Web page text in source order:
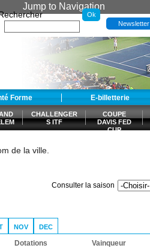
Jump to Navigation
Newsletter
Forme E-billetterie
CHALLENGER
S ITF
COUPE
DAVIS FED
CUP
de la ville.
Consulter la saison
NOV DEC
Dotations Vainqueur